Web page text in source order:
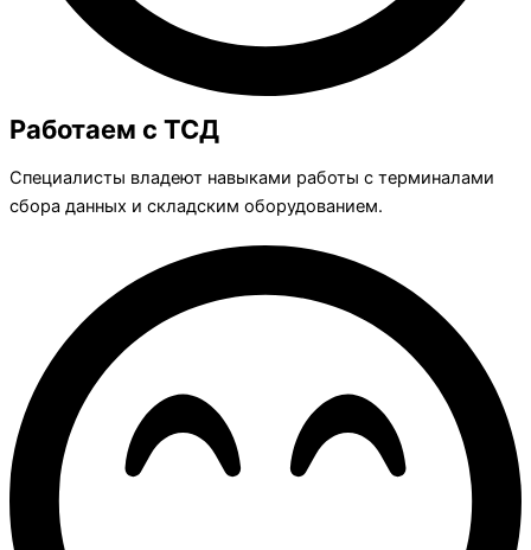
Работаем с ТСД
Специалисты владеют навыками работы с терминалами
сбора данных и складским оборудованием.